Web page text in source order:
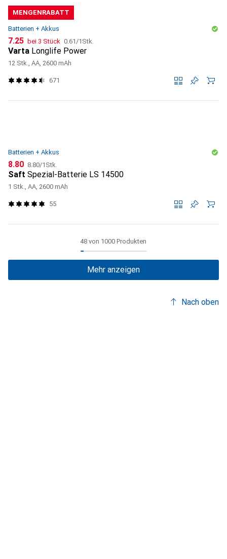
MENGENRABATT
Batterien + Akkus
CHF
7.25 bei 3 Stück CHF
0.61 /1Stk.
Varta Longlife Power
12 Stk., AA, 2600 mAh
671
Batterien + Akkus
CHF
8.80 CHF
8.80/1Stk.
Saft Spezial-Batterie LS 14500
1 Stk., AA, 2600 mAh
55
48 von 1000 Produkten
Mehr anzeigen
Nach oben